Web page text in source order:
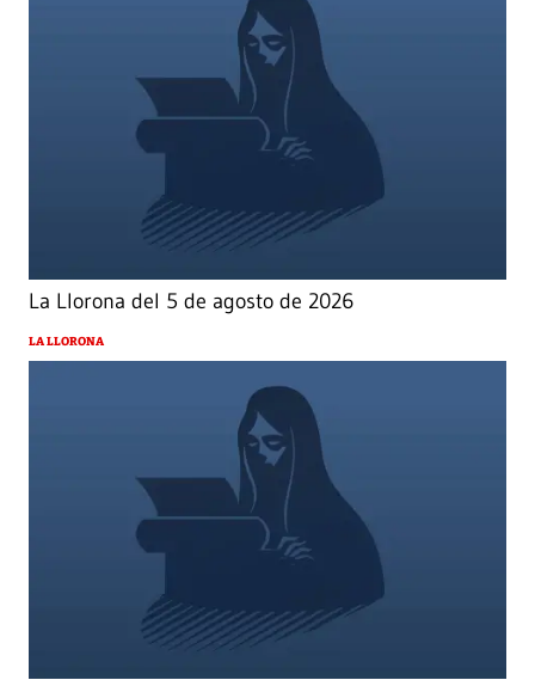
La Llorona del 5 de agosto de 2026
LA LLORONA